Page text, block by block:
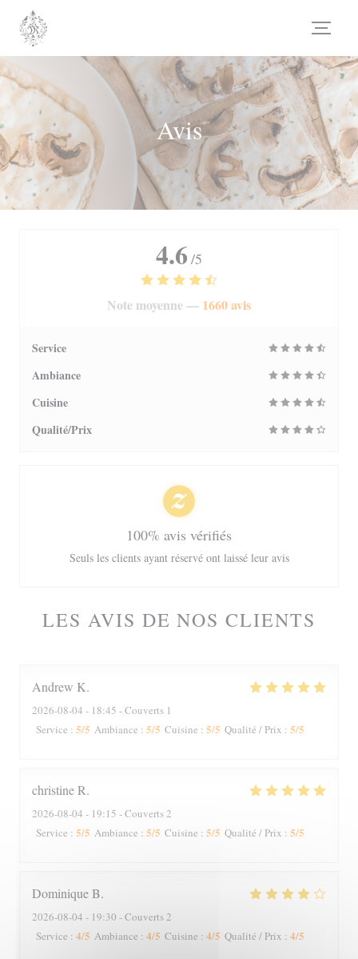
Personnalisation de vos choix en matière de cookies
Avis
LES AVIS DE NOS CLIENTS
Andrew K
2026-08-04 - 18:45 - Couverts 1
Service : 5/5 Ambiance : 5/5 Cuisine : 5/5 Qualité / Prix : 5/5
christineR
2026-08-04 - 19:15 - Couverts 2
Service : 5/5 Ambiance : 5/5 Cuisine : 5/5 Qualité / Prix : 5/5
DominiqueB
2026-08-04 - 19:30 - Couverts 2
Service : 4/5 Ambiance : 4/5 Cuisine : 4/5 Qualité / Prix : 4/5
4.6 /5
Note moyenne — 1660 avis
Service
Ambiance
Cuisine
Qualité/Prix
100% avis vérifiés
Seuls les clients ayant réservé ont laissé leur avis